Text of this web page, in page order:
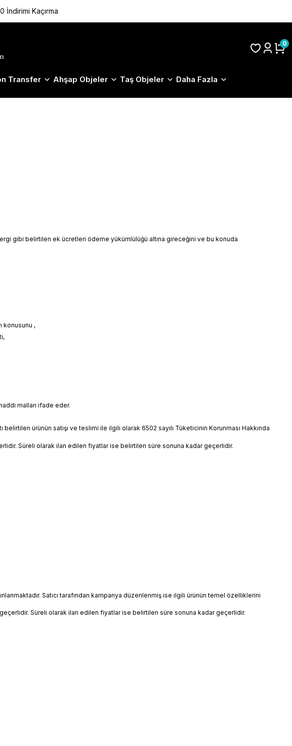
İndirimi Kaçırma
0
Transfer Ahşap Objeler Taş Objeler Daha Fazla
gibi belirtilen ek ücretleri ödeme yükümlülüğü altına gireceğini ve bu konuda
konusunu ,
malları ifade eder.
ürünün satışı ve teslimi ile ilgili olarak 6502 sayılı Tüketicinin Korunması Hakkında
Süreli olarak ilan edilen fiyatlar ise belirtilen süre sonuna kadar geçerlidir.
Satıcı tarafından kampanya düzenlenmiş ise ilgili ürünün temel özelliklerini
Süreli olarak ilan edilen fiyatlar ise belirtilen süre sonuna kadar geçerlidir.